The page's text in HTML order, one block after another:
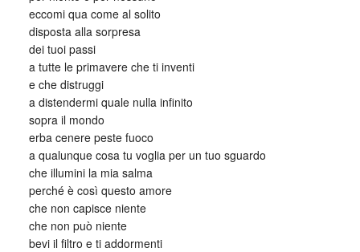
eccomi qua come al solito
disposta alla sorpresa
dei tuoi passi
a tutte le primavere che ti inventi
e che distruggi
a distendermi quale nulla infinito
sopra il mondo
erba cenere peste fuoco
a qualunque cosa tu voglia per un tuo sguardo
che illumini la mia salma
perché è così questo amore
che non capisce niente
che non può niente
bevi il filtro e ti addormenti